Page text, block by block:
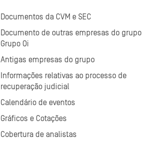
Documentos da CVM e SEC
Documento de outras empresas do grupo
Grupo Oi
Antigas empresas do grupo
Informações relativas ao processo de
recuperação judicial
Calendário de eventos
Gráficos e Cotações
Cobertura de analistas